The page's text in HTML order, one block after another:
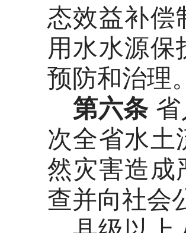
态效益补偿
用水水源保
预防和治理。
第六条
次全省水土
然灾害造成
查并向社会